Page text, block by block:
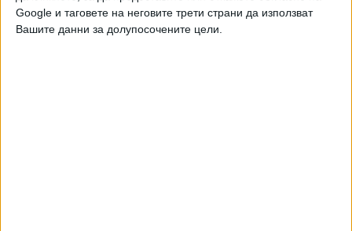
Google и таговете на неговите трети страни да използват
Вашите данни за долупосочените цели.
“Категорично няма да приема “дежурните” оправдания,